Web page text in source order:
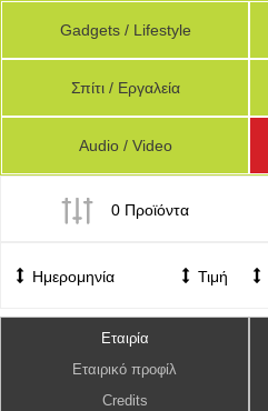
Gadgets / Lifestyle
Σπίτι / Εργαλεία
Audio / Video
0 Προϊόντα
Ημερομηνία Τιμή
Εταιρία
Εταιρικό προφίλ
Credits